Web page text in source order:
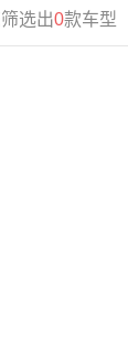
选出0款车型